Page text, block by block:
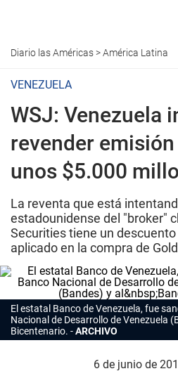
Diario las Américas>América Latina
VENEZUELA
WSJ: Venezuela
revender
unos $5.000
La reventa que está
estadounidense del "broker"
Securities tiene un
aplicado en la compra de
El estatal Banco de Venezuela, fue
Nacional de Desarrollo de Venezuela
Bicentenario.
ARCHIVO
6 de junio de